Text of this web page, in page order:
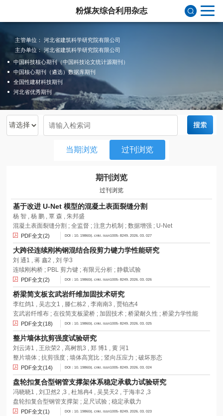
粉煤灰综合利用杂志
主管单位： 河北省建筑科学研究院有限公司
主办单位： 河北省建筑科学研究院有限公司
中国科技核心期刊（中国科技论文统计源期刊）
中国核心期刊（遴选）数据库期刊
全国性建材科技期刊
河北省优秀期刊
当期浏览 过刊浏览
期刊浏览
过刊浏览
基于改进 U-Net 模型的混凝土表面裂缝分割
杨 智 , 杨 鹏 , 覃 森 , 朱邦盛
混凝土表面裂缝分割 ; 全监督 ; 注意力机制 ; 数据增强 ; U-Net
PDF全文(2) DOI：10. 19860/j. cnki. issn1005- 8249. 2026. 03. 027
大跨径连续刚构钢混结合段剪力键力学性能研究
刘 通1 , 蒋 鑫2 , 刘 学3
连续刚构桥 ; PBL 剪力键 ; 有限元分析 ; 静载试验
PDF全文(2) DOI：10. 19860/j. cnki. issn1005- 8249. 2026. 03. 026
桥梁简支板玄武岩纤维加固技术研究
李红鸽1 , 吴志文1 , 滕仁栋2 , 李南南3 , 贾铂杰4
玄武岩纤维布 ; 在役简支板梁桥 ; 加固技术 ; 桥梁耐久性 ; 桥梁力学性能
PDF全文(18) DOI：10. 19860/j. cnki. issn1005- 8249. 2026. 03. 025
整片墙体抗剪强度试验研究
刘云涛1 , 王欣荣2 , 高树凯3 , 郑 博1 , 黄 河1
整片墙体 ; 抗剪强度 ; 墙体高宽比 ; 竖向压应力 ; 破坏形态
PDF全文(14) DOI：10. 19860/j. cnki. issn1005- 8249. 2026. 03. 024
盘轮扣复合型钢管支撑架体系稳定承载力试验研究
冯晓晓1 , 刘卫然2 ,3 , 杜旭冉4 , 吴昊天2 , 于海丰2 ,3
盘轮扣复合型钢管支撑架 ; 足尺试验 ; 稳定承载力
PDF全文(1) DOI：10. 19860/j. cnki. issn1005- 8249. 2026. 03. 023